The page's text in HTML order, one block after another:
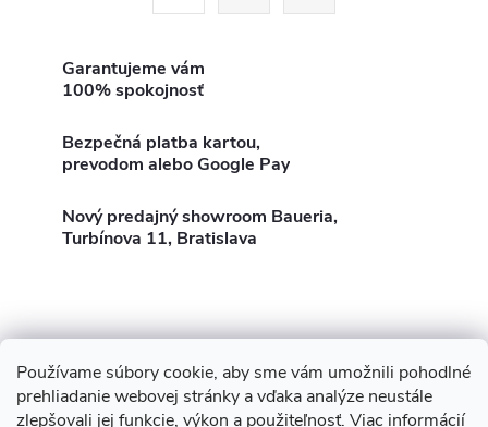
Používame súbory cookie, aby sme vám umožnili pohodlné
prehliadanie webovej stránky a vďaka analýze neustále
zlepšovali jej funkcie, výkon a použiteľnosť. Viac informácií
r
v
k
Garantujeme vám
100% spokojnosť
Bezpečná platba kartou,
prevodom alebo Google Pay
Nový predajný showroom Baueria,
Turbínova 11, Bratislava
Z
Showroom Turbínova 11 Rekonštrukcie
Stavby
3D Vizualizácia zdarma
O nás Obhliadka zdarma